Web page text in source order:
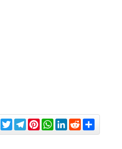
Messenger
TwitterTelegram
Pinterest
WhatsApp
LinkedIn
Reddit